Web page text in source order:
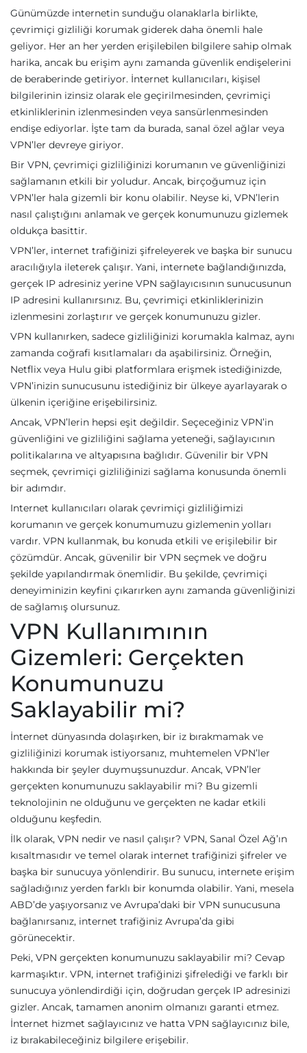
Günümüzde internetin sunduğu olanaklarla birlikte,
çevrimiçi gizliliği korumak giderek daha önemli hale
geliyor. Her an her yerden erişilebilen bilgilere sahip olmak
harika, ancak bu erişim aynı zamanda güvenlik endişelerini
de beraberinde getiriyor. İnternet kullanıcıları, kişisel
bilgilerinin izinsiz olarak ele geçirilmesinden, çevrimiçi
etkinliklerinin izlenmesinden veya sansürlenmesinden
endişe ediyorlar. İşte tam da burada, sanal özel ağlar veya
VPN’ler devreye giriyor.
Bir VPN, çevrimiçi gizliliğinizi korumanın ve güvenliğinizi
sağlamanın etkili bir yoludur. Ancak, birçoğumuz için
VPN’ler hala gizemli bir konu olabilir. Neyse ki, VPN’lerin
nasıl çalıştığını anlamak ve gerçek konumunuzu gizlemek
oldukça basittir.
VPN’ler, internet trafiğinizi şifreleyerek ve başka bir sunucu
aracılığıyla ileterek çalışır. Yani, internete bağlandığınızda,
gerçek IP adresiniz yerine VPN sağlayıcısının sunucusunun
IP adresini kullanırsınız. Bu, çevrimiçi etkinliklerinizin
izlenmesini zorlaştırır ve gerçek konumunuzu gizler.
VPN kullanırken, sadece gizliliğinizi korumakla kalmaz, aynı
zamanda coğrafi kısıtlamaları da aşabilirsiniz. Örneğin,
Netflix veya Hulu gibi platformlara erişmek istediğinizde,
VPN’inizin sunucusunu istediğiniz bir ülkeye ayarlayarak o
ülkenin içeriğine erişebilirsiniz.
Ancak, VPN’lerin hepsi eşit değildir. Seçeceğiniz VPN’in
güvenliğini ve gizliliğini sağlama yeteneği, sağlayıcının
politikalarına ve altyapısına bağlıdır. Güvenilir bir VPN
seçmek, çevrimiçi gizliliğinizi sağlama konusunda önemli
bir adımdır.
Internet kullanıcıları olarak çevrimiçi gizliliğimizi
korumanın ve gerçek konumumuzu gizlemenin yolları
vardır. VPN kullanmak, bu konuda etkili ve erişilebilir bir
çözümdür. Ancak, güvenilir bir VPN seçmek ve doğru
şekilde yapılandırmak önemlidir. Bu şekilde, çevrimiçi
deneyiminizin keyfini çıkarırken aynı zamanda güvenliğinizi
de sağlamış olursunuz.
VPN Kullanımının
Gizemleri: Gerçekten
Konumunuzu
Saklayabilir mi?
İnternet dünyasında dolaşırken, bir iz bırakmamak ve
gizliliğinizi korumak istiyorsanız, muhtemelen VPN’ler
hakkında bir şeyler duymuşsunuzdur. Ancak, VPN’ler
gerçekten konumunuzu saklayabilir mi? Bu gizemli
teknolojinin ne olduğunu ve gerçekten ne kadar etkili
olduğunu keşfedin.
İlk olarak, VPN nedir ve nasıl çalışır? VPN, Sanal Özel Ağ’ın
kısaltmasıdır ve temel olarak internet trafiğinizi şifreler ve
başka bir sunucuya yönlendirir. Bu sunucu, internete erişim
sağladığınız yerden farklı bir konumda olabilir. Yani, mesela
ABD’de yaşıyorsanız ve Avrupa’daki bir VPN sunucusuna
bağlanırsanız, internet trafiğiniz Avrupa’da gibi
görünecektir.
Peki, VPN gerçekten konumunuzu saklayabilir mi? Cevap
karmaşıktır. VPN, internet trafiğinizi şifrelediği ve farklı bir
sunucuya yönlendirdiği için, doğrudan gerçek IP adresinizi
gizler. Ancak, tamamen anonim olmanızı garanti etmez.
İnternet hizmet sağlayıcınız ve hatta VPN sağlayıcınız bile,
iz bırakabileceğiniz bilgilere erişebilir.